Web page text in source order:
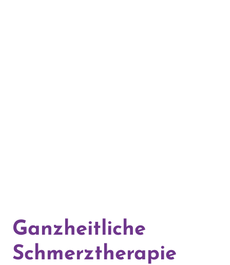
Ganzheitliche
Schmerztherapie